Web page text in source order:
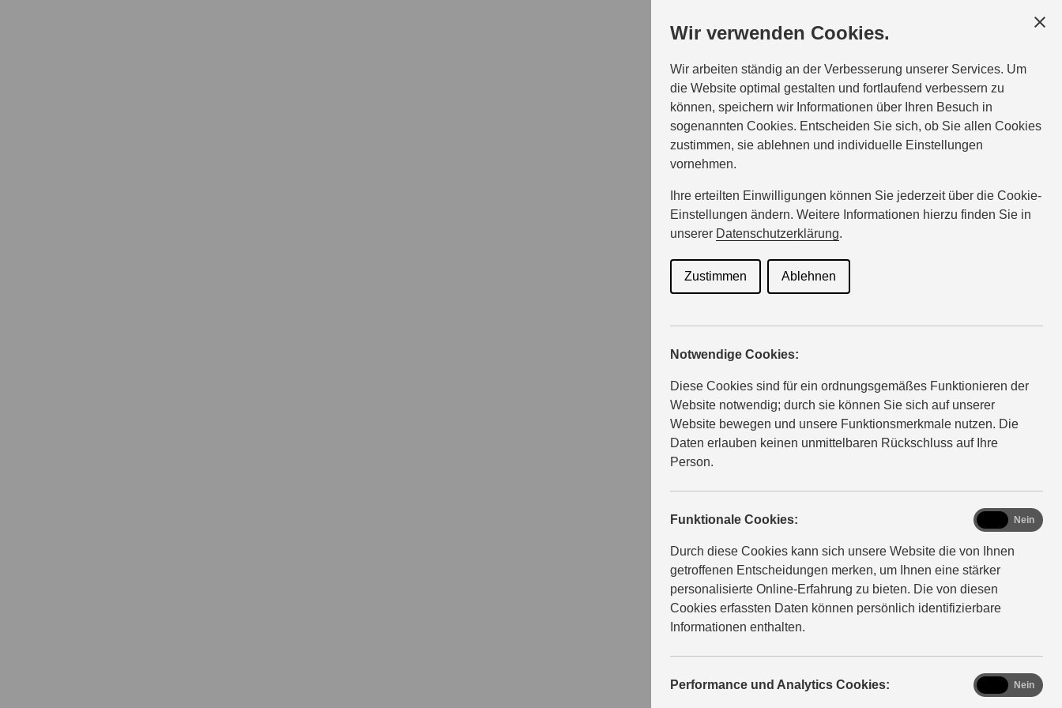
Wir verwenden Cookies.
Wir arbeiten ständig an der Verbesserung unserer Services. Um
die Website optimal gestalten und fortlaufend verbessern zu
können, speichern wir Informationen über Ihren Besuch in
sogenannten Cookies. Entscheiden Sie sich, ob Sie allen Cookies
zustimmen, sie ablehnen und individuelle Einstellungen
vornehmen.
Ihre erteilten Einwilligungen können Sie jederzeit über die Cookie-
Einstellungen ändern. Weitere Informationen hierzu finden Sie in
unserer Datenschutzerklärung.
Zustimmen Ablehnen
Notwendige Cookies:
Diese Cookies sind für ein ordnungsgemäßes Funktionieren der
Website notwendig; durch sie können Sie sich auf unserer
Website bewegen und unsere Funktionsmerkmale nutzen. Die
Daten erlauben keinen unmittelbaren Rückschluss auf Ihre
Person.
Funktionale Cookies:
Durch diese Cookies kann sich unsere Website die von Ihnen
getroffenen Entscheidungen merken, um Ihnen eine stärker
personalisierte Online-Erfahrung zu bieten. Die von diesen
Cookies erfassten Daten können persönlich identifizierbare
Informationen enthalten.
functional
Nein
Performance und Analytics Cookies: analyticsNein